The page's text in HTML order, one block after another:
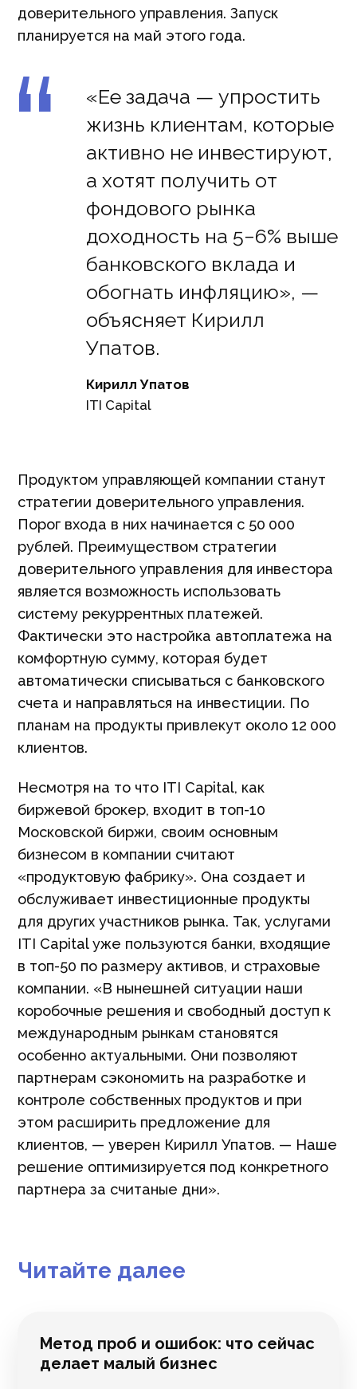
доверительного управления. Запуск
планируется на май этого года.
“
«Ее задача — упростить
жизнь клиентам, которые
активно не инвестируют,
а хотят получить от
фондового рынка
доходность на 5−6% выше
банковского вклада и
обогнать инфляцию», —
объясняет Кирилл
Упатов.
Кирилл Упатов
ITI Capital
Продуктом управляющей компании станут
стратегии доверительного управления.
Порог входа в них начинается с 50 000
рублей. Преимуществом стратегии
доверительного управления для инвестора
является возможность использовать
систему рекуррентных платежей.
Фактически это настройка автоплатежа на
комфортную сумму, которая будет
автоматически списываться с банковского
счета и направляться на инвестиции. По
планам на продукты привлекут около 12 000
клиентов.
Несмотря на то что ITI Capital, как
биржевой брокер, входит в топ-10
Московской биржи, своим основным
бизнесом в компании считают
«продуктовую фабрику». Она создает и
обслуживает инвестиционные продукты
для других участников рынка. Так, услугами
ITI Capital уже пользуются банки, входящие
в топ-50 по размеру активов, и страховые
компании. «В нынешней ситуации наши
коробочные решения и свободный доступ к
международным рынкам становятся
особенно актуальными. Они позволяют
партнерам сэкономить на разработке и
контроле собственных продуктов и при
этом расширить предложение для
клиентов, — уверен Кирилл Упатов. — Наше
решение оптимизируется под конкретного
партнера за считаные дни».
Читайте далее
Метод проб и ошибок: что сейчас
делает малый бизнес